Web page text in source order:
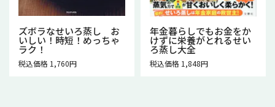
ズボラなせいろ蒸し お
いしい！時短！めっちゃ
ラク！
税込価格 1,760円
年金暮らしでもお金をか
けずに栄養がとれるせい
ろ蒸し大全
税込価格 1,848円